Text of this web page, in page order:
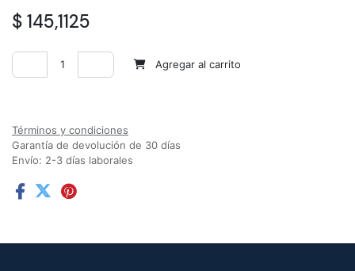
$ 145,1125
Agregar al carrito
Términos y condiciones
Garantía de devolución de 30 días
Envío: 2-3 días laborales